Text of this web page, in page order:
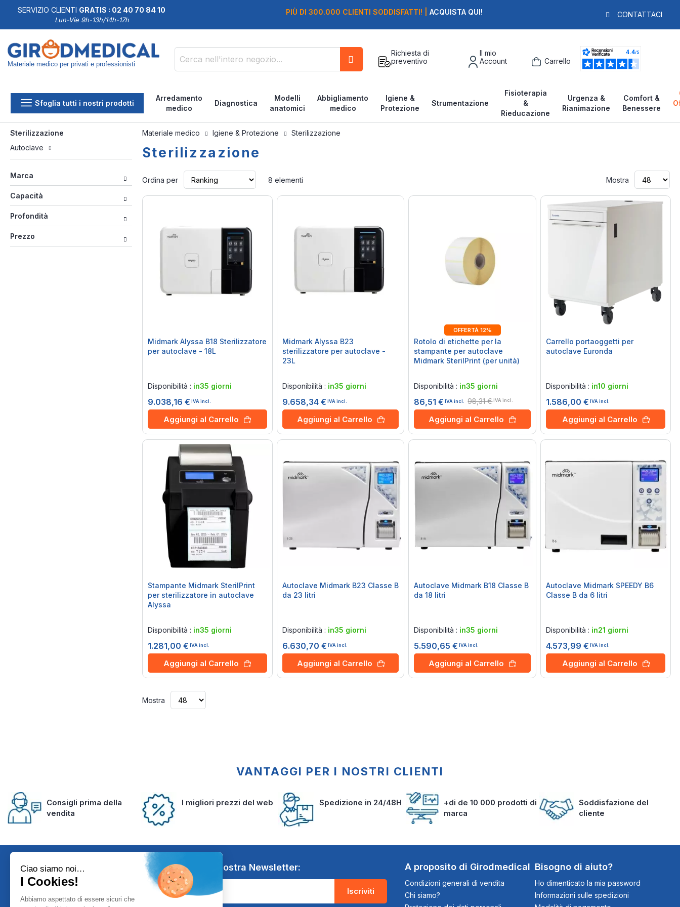
SERVIZIO CLIENTI GRATIS : 02 40 70 84 10
Lun-Vie 9h-13h/14h-17h
O RIMBORSATI PIÙ DI 300.000 CLIENTI SODDISFATTI! | ACQUISTA QUI! PAGA IN 3X
CONTATTACI
Materiale medico per privati e professionisti
Richiesta di
preventivo
Il mio
Account
Carrello
Sfoglia tutti i nostri prodotti
Arredamento
medico
Diagnostica
Modelli
anatomici
Abbigliamento
medico
Igiene &
Protezione
Strumentazione
Fisioterapia
&
Rieducazione
Urgenza &
Rianimazione
Comfort &
Benessere
Materiale medico Igiene & Protezione Sterilizzazione
Sterilizzazione
Ordina per
direzione
8 elementi Mostra
Midmark Alyssa B18 Sterilizzatore
per autoclave - 18L
Disponibilità : in35 giorni
9.038,16 € IVA incl.
Aggiungi al Carrello
Midmark Alyssa B23
sterilizzatore per autoclave -
23L
Disponibilità : in35 giorni
9.658,34 € IVA incl.
Aggiungi al Carrello
OFFERTÀ 12%
Rotolo di etichette per la
stampante per autoclave
Midmark SterilPrint (per unità)
Disponibilità : in35 giorni
86,51 € IVA incl. 98,31 € IVA incl.
Aggiungi al Carrello
Carrello portaoggetti per
autoclave Euronda
Disponibilità : in10 giorni
1.586,00 € IVA incl.
Aggiungi al Carrello
Stampante Midmark SterilPrint
per sterilizzatore in autoclave
Alyssa
Disponibilità : in35 giorni
1.281,00 € IVA incl.
Aggiungi al Carrello
Autoclave Midmark B23 Classe B
da 23 litri
Disponibilità : in35 giorni
6.630,70 € IVA incl.
Aggiungi al Carrello
Autoclave Midmark B18 Classe B
da 18 litri
Disponibilità : in35 giorni
5.590,65 € IVA incl.
Aggiungi al Carrello
Autoclave Midmark SPEEDY B6
Classe B da 6 litri
Disponibilità : in21 giorni
4.573,99 € IVA incl.
Aggiungi al Carrello
Mostra
Sterilizzazione
Autoclave
Marca
Capacità
Profondità
Prezzo
VANTAGGI PER I NOSTRI CLIENTI
Consigli prima della
vendita
I migliori prezzi del web Spedizione in 24/48H
+di de 10 000 prodotti di
marca
Soddisfazione del
cliente
Iscriviti alla nostra Newsletter:
Iscriviti
A proposito di Girodmedical
Condizioni generali di vendita
Chi siamo?
Bisogno di aiuto?
Ho dimenticato la mia password
Informazioni sulle spedizioni
Ciao siamo noi…
I Cookies!
Abbiamo aspettato di essere sicuri che